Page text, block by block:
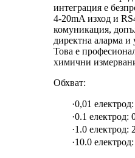
интеграция е
4-20mA изход и
комуникация,
директна аларма и
Това е
химични
Обхват:
·0,01
·0.1 електрод:
·1.0 електрод:
·10.0